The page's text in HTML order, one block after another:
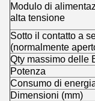
Modulo di
alta tensione
Sotto il contatto a
(normalmente
Qty massimo delle
Potenza
Consumo di
Dimensioni (mm)